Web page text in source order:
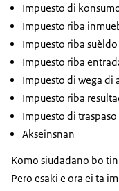
Impuesto di
Impuesto riba
Impuesto riba suèldo
Impuesto riba
Impuesto di wega di
Impuesto riba
Impuesto di traspaso
Akseinsnan
Komo siudadano bo
Pero esaki e ora ei ta